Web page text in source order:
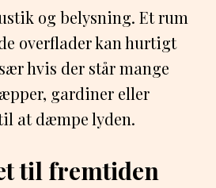
og belysning. Et rum
overflader kan hurtigt
hvis der står mange
gardiner eller
at dæmpe lyden.
til fremtiden